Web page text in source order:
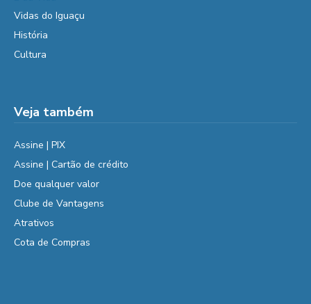
Vidas do Iguaçu
História
Cultura
Veja também
Assine | PIX
Assine | Cartão de crédito
Doe qualquer valor
Clube de Vantagens
Atrativos
Cota de Compras